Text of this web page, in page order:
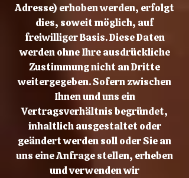
Adresse) erhoben werden, erfolgt
dies, soweit möglich, auf
freiwilliger Basis. Diese Daten
werden ohne Ihre ausdrückliche
Zustimmung nicht an Dritte
weitergegeben. Sofern zwischen
Ihnen und uns ein
Vertragsverhältnis begründet,
inhaltlich ausgestaltet oder
geändert werden soll oder Sie an
uns eine Anfrage stellen, erheben
und verwenden wir